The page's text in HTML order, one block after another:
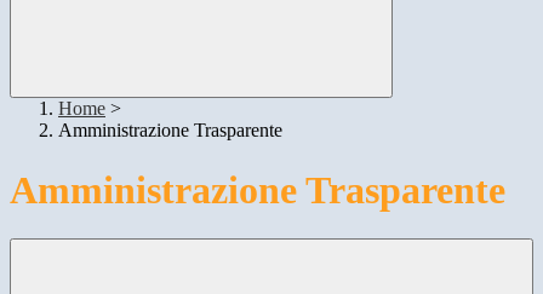
Home >
Amministrazione Trasparente
Amministrazione Trasparente